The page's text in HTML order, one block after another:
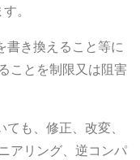
。
書き換えること等に
ことを制限又は阻害
も、修正、改変、
アリング、逆コンパ